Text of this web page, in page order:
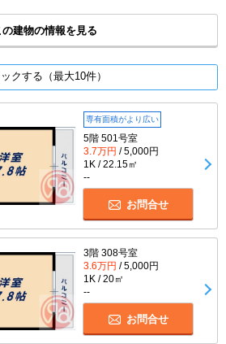
の建物の情報を見る
クする（最大10件）
専有面積がより広い
5階 501号室
3.7万円 / 5,000円
1K / 22.15㎡
--
お問合せ
3階 308号室
3.6万円 / 5,000円
1K / 20㎡
--
お問合せ